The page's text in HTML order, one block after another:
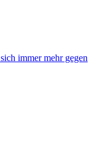
immer mehr gegen